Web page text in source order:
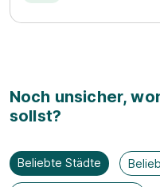
Noch unsicher,
sollst?
Beliebte Städte